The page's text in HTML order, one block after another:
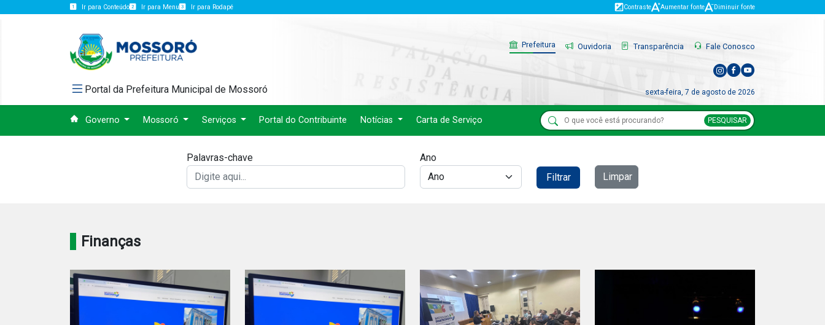
Ir para Conteúdo Ir para Menu Ir para Rodapé Contraste Aumentar fonte Diminuir fonte
Portal da Prefeitura Municipal de Mossoró
Prefeitura Ouvidoria Transparência Fale Conosco
sexta-feira, 7 de agosto de 2026
Governo Mossoró Serviços Portal do Contribuinte Notícias Carta de Serviço PESQUISAR
Palavras-chave
Ano
Filtrar
Limpar
Finanças